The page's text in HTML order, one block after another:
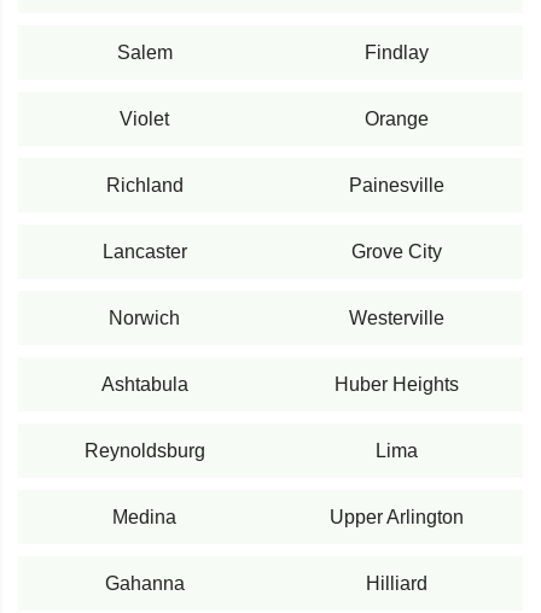
Salem Findlay
Violet Orange
Richland Painesville
Lancaster Grove City
Norwich Westerville
Ashtabula Huber Heights
Reynoldsburg Lima
Medina Upper Arlington
Gahanna Hilliard